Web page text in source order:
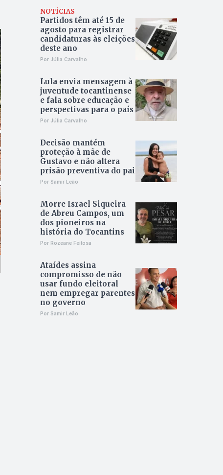
NOTÍCIAS
Partidos têm até 15 de
agosto para registrar
candidaturas às eleições
deste ano
Por Júlia Carvalho
Lula envia mensagem à
juventude tocantinense
e fala sobre educação e
perspectivas para o país
Por Júlia Carvalho
Decisão mantém
proteção à mãe de
Gustavo e não altera
prisão preventiva do pai
Por Samir Leão
Morre Israel Siqueira
de Abreu Campos, um
dos pioneiros na
história do Tocantins
Por Rozeane Feitosa
Ataídes assina
compromisso de não
usar fundo eleitoral
nem empregar parentes
no governo
Por Samir Leão